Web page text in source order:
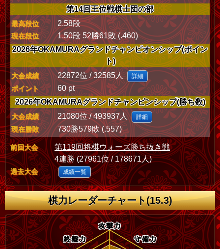
第14回王位戦棋士団の部
最高段位 2.58段
現在段位
1.50段 52勝61敗 (.460)
2026年OKAMURAグランドチャンピオンシップ(ポイン
ト)
大会成績 22872位 / 32585人 詳細
ポイント
60 pt
2026年OKAMURAグランドチャンピンシップ(勝ち数)
大会成績 21080位 / 493937人 詳細
現在勝敗 730勝579敗 (.557)
前回大会
第119回将棋ウォーズ勝ち抜き戦
4連勝 (27961位 / 178671人)
過去大会 成績一覧
棋力レーダーチャート(15.3)